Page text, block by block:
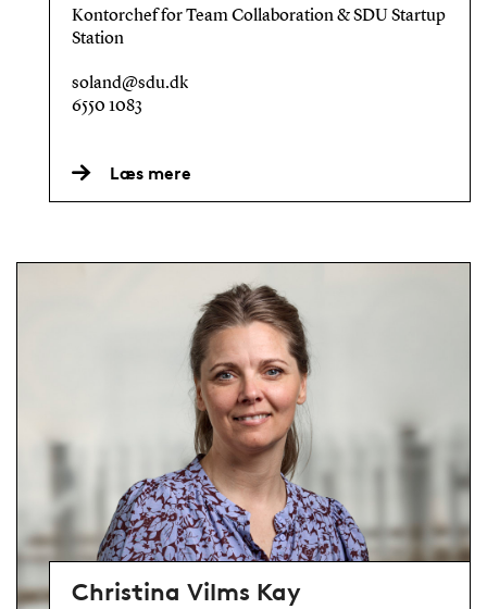
Kontorchef for Team Collaboration & SDU Startup
Station
soland@sdu.dk
6550 1083
Læs mere
Christina Vilms Kay